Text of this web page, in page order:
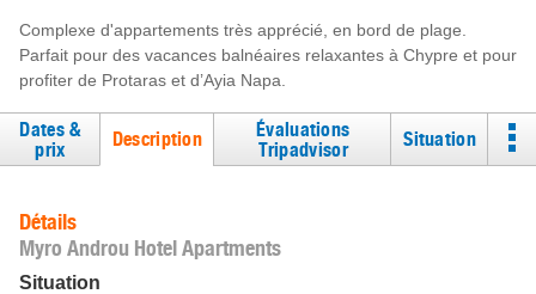
Complexe d'appartements très apprécié, en bord de plage.
Parfait pour des vacances balnéaires relaxantes à Chypre et pour
profiter de Protaras et d’Ayia Napa.
Dates &
prix
Description
Évaluations
Tripadvisor
Situation
Détails
Myro Androu Hotel Apartments
Situation